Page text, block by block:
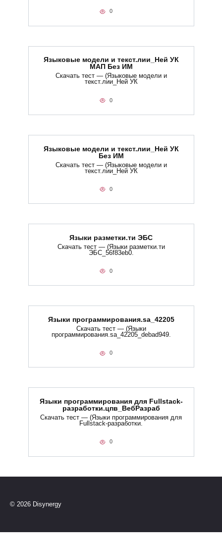
0
Языковые модели и текст.лии_Ней УК
МАП Без ИМ
Скачать тест — (Языковые модели и
текст.лии_Ней УК
0
Языковые модели и текст.лии_Ней УК
Без ИМ
Скачать тест — (Языковые модели и
текст.лии_Ней УК
0
Языки разметки.ти​ ЭБС
Скачать тест — (Языки разметки.ти​
ЭБС_56f83eb0.
0
Языки программирования.sa_42205
Скачать тест — (Языки
программирования.sa_42205_debad949.
0
Языки программирования для Fullstack-
разработки.цпв_ВебРазраб
Скачать тест — (Языки программирования для
Fullstack-разработки.
0
© 2026 Disynergy